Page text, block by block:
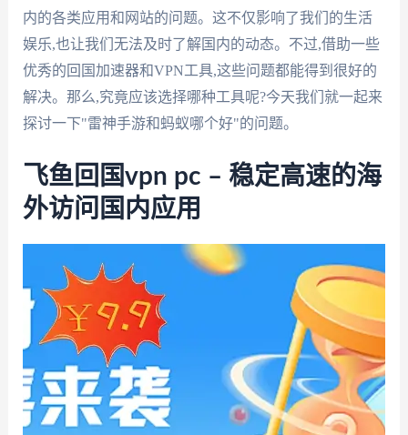
内的各类应用和网站的问题。这不仅影响了我们的生活
娱乐,也让我们无法及时了解国内的动态。不过,借助一些
优秀的回国加速器和VPN工具,这些问题都能得到很好的
解决。那么,究竟应该选择哪种工具呢?今天我们就一起来
探讨一下"雷神手游和蚂蚁哪个好"的问题。
飞鱼回国vpn pc – 稳定高速的海
外访问国内应用